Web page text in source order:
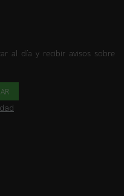
al día y recibir avisos sobre